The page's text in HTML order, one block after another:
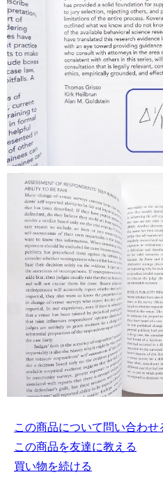
この商品について問い合わせ
この商品を友達に教える
買い物を続ける